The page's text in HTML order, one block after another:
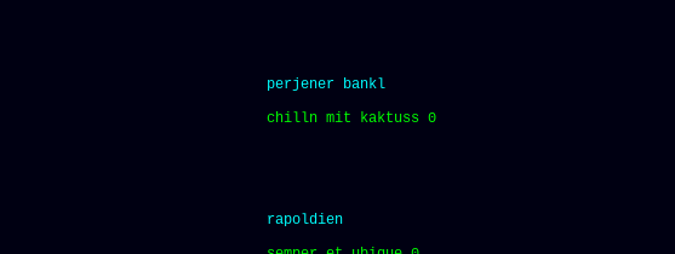
perjener bankl
chilln mit kaktuss 0
rapoldien